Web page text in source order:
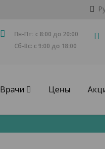
Пн-Пт: с 8:00 до 20:00
Сб-Вс: с 9:00 до 18:00
Врачи Цены